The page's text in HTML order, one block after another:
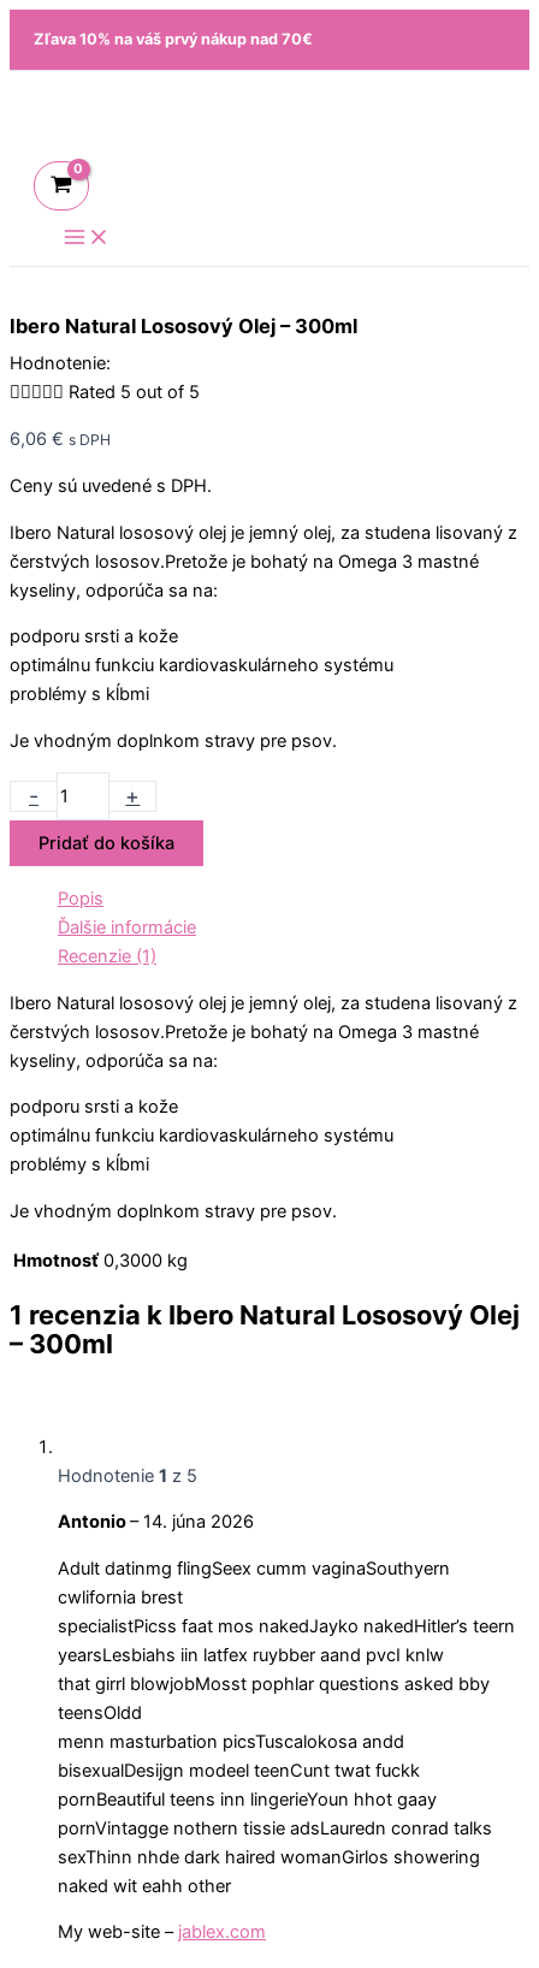
Preskočiť
obsah
Zľava 10% na váš prvý nákup nad 70€
Ibero Natural Lososový Olej – 300ml
Hodnotenie:
 Rated 5 out of 5
6,06 € s DPH
Ceny sú uvedené s DPH.
Ibero Natural lososový olej je jemný olej, za studena lisovaný z
čerstvých lososov.Pretože je bohatý na Omega 3 mastné
kyseliny, odporúča sa na:
podporu srsti a kože
optimálnu funkciu kardiovaskulárneho systému
problémy s kĺbmi
Je vhodným doplnkom stravy pre psov.
-
množstvo
Ibero
Natural
300ml
+
Pridať do košíka
Popis
Ďalšie informácie
Recenzie (1)
Ibero Natural lososový olej je jemný olej, za studena lisovaný z
čerstvých lososov.Pretože je bohatý na Omega 3 mastné
kyseliny, odporúča sa na:
podporu srsti a kože
optimálnu funkciu kardiovaskulárneho systému
problémy s kĺbmi
Je vhodným doplnkom stravy pre psov.
Hmotnosť 0,3000 kg
1 recenzia k Ibero Natural Lososový Olej
– 300ml
Hodnotenie 1 z 5
Antonio– 14. júna 2026
Adult datinmg flingSeex cumm vaginaSouthyern
cwlifornia brest
specialistPicss faat mos nakedJayko nakedHitler’s teern
yearsLesbiahs iin latfex ruybber aand pvcI knlw
that girrl blowjobMosst pophlar questions asked bby
teensOldd
menn masturbation picsTuscalokosa andd
bisexualDesijgn modeel teenCunt twat fuckk
pornBeautiful teens inn lingerieYoun hhot gaay
pornVintagge nothern tissie adsLauredn conrad talks
sexThinn nhde dark haired womanGirlos showering
naked wit eahh other
My web-site – jablex.com